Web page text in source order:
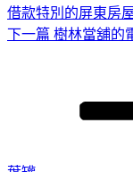
借款特別的屏東房
下
下一篇 樹林當舖的